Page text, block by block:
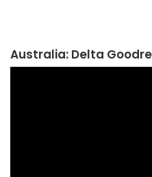
Australia: Delta